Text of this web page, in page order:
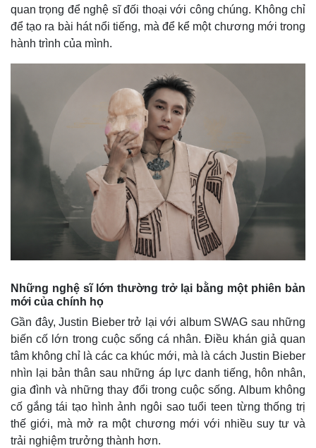
Kinh tế
Bất động sản
Khởi nghiệp
Thị trường
Giá vàng
quan trọng để nghệ sĩ đối thoại với công chúng. Không chỉ
để tạo ra bài hát nổi tiếng, mà để kể một chương mới trong
hành trình của mình.
Những nghệ sĩ lớn thường trở lại bằng một phiên bản
mới của chính họ
Gần đây, Justin Bieber trở lại với album SWAG sau những
biến cố lớn trong cuộc sống cá nhân. Điều khán giả quan
tâm không chỉ là các ca khúc mới, mà là cách Justin Bieber
nhìn lại bản thân sau những áp lực danh tiếng, hôn nhân,
gia đình và những thay đổi trong cuộc sống. Album không
cố gắng tái tạo hình ảnh ngôi sao tuổi teen từng thống trị
thế giới, mà mở ra một chương mới với nhiều suy tư và
trải nghiệm trưởng thành hơn.